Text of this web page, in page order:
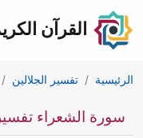
القرآن
الرئيسية تفسير الجلالين
سورة الشعراء تفسير